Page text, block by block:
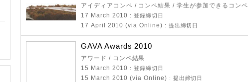
アイディアコンペ / コンペ結果 / 学生が参加できるコンペ
17 March 2010 : 登録締切日
17 April 2010 (via Online) : 提出締切日
GAVA Awards 2010
アワード / コンペ結果
15 March 2010 : 登録締切日
15 March 2010 (via Online) : 提出締切日